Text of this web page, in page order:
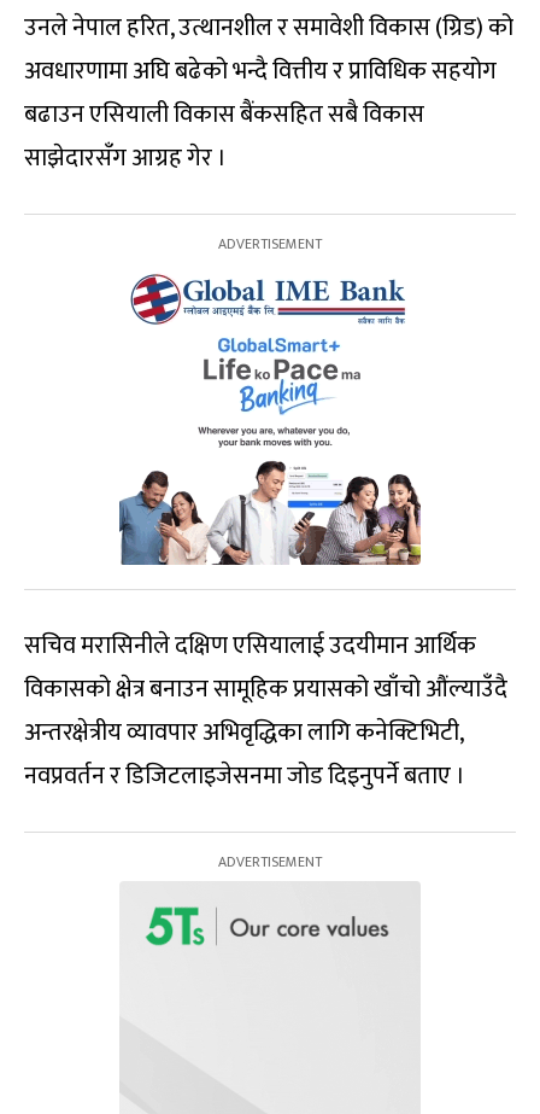
उनले नेपाल हरित, उत्थानशील र समावेशी विकास (ग्रिड) को
अवधारणामा अघि बढेको भन्दै वित्तीय र प्राविधिक सहयोग
बढाउन एसियाली विकास बैंकसहित सबै विकास
साझेदारसँग आग्रह गेर ।
सचिव मरासिनीले दक्षिण एसियालाई उदयीमान आर्थिक
विकासको क्षेत्र बनाउन सामूहिक प्रयासको खाँचो औंल्याउँदै
अन्तरक्षेत्रीय व्यावपार अभिवृद्धिका लागि कनेक्टिभिटी,
नवप्रवर्तन र डिजिटलाइजेसनमा जोड दिइनुपर्ने बताए ।